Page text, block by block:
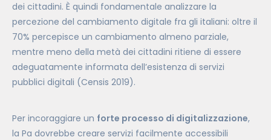
dei cittadini. È quindi fondamentale analizzare la
percezione del cambiamento digitale fra gli italiani: oltre il
70% percepisce un cambiamento almeno parziale,
mentre meno della metà dei cittadini ritiene di essere
adeguatamente informata dell’esistenza di servizi
pubblici digitali (Censis 2019).
Per incoraggiare un forte processo di digitalizzazione,
la Pa dovrebbe creare servizi facilmente accessibili